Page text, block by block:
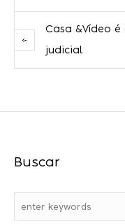
Casa &Vídeo
judicial
Buscar